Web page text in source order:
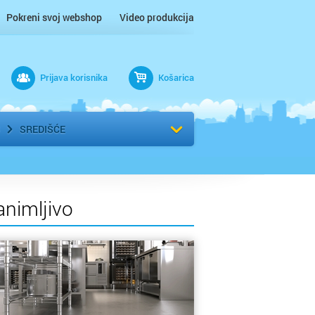
Pokreni svoj webshop Video produkcija
Prijava korisnika Košarica
SREDIŠĆE